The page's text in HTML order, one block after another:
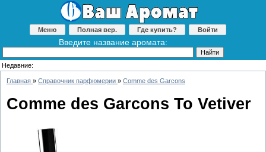
Меню Полная вер. Где купить? Войти
Введите название аромата:
Недавние:
Главная » Справочник парфюмерии » Comme des Garcons
Comme des Garcons To Vetiver